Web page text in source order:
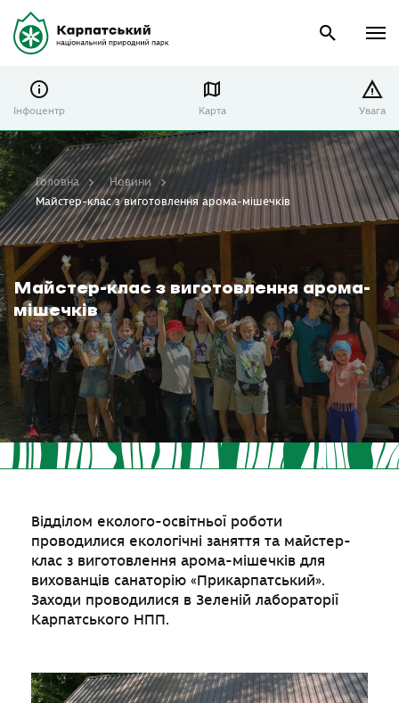
Інфоцентр Карта Увага
Майстер-клас з виготовлення арома-
мішечків
Головна
Новини
Майстер-клас з виготовлення арома-мішечків
Відділом еколого-освітньої роботи
проводилися екологічні заняття та майстер-
клас з виготовлення арома-мішечків для
вихованців санаторію «Прикарпатський».
Заходи проводилися в Зеленій лабораторії
Карпатського НПП.